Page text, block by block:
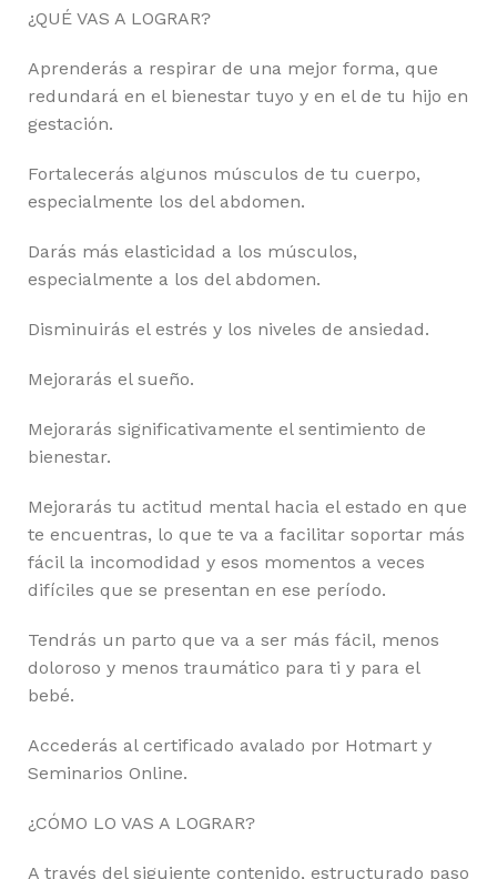
¿QUÉ VAS A LOGRAR?
Aprenderás a respirar de una mejor forma, que
redundará en el bienestar tuyo y en el de tu hijo en
gestación.
Fortalecerás algunos músculos de tu cuerpo,
especialmente los del abdomen.
Darás más elasticidad a los músculos,
especialmente a los del abdomen.
Disminuirás el estrés y los niveles de ansiedad.
Mejorarás el sueño.
Mejorarás significativamente el sentimiento de
bienestar.
Mejorarás tu actitud mental hacia el estado en que
te encuentras, lo que te va a facilitar soportar más
fácil la incomodidad y esos momentos a veces
difíciles que se presentan en ese período.
Tendrás un parto que va a ser más fácil, menos
doloroso y menos traumático para ti y para el
bebé.
Accederás al certificado avalado por Hotmart y
Seminarios Online.
¿CÓMO LO VAS A LOGRAR?
A través del siguiente contenido, estructurado paso